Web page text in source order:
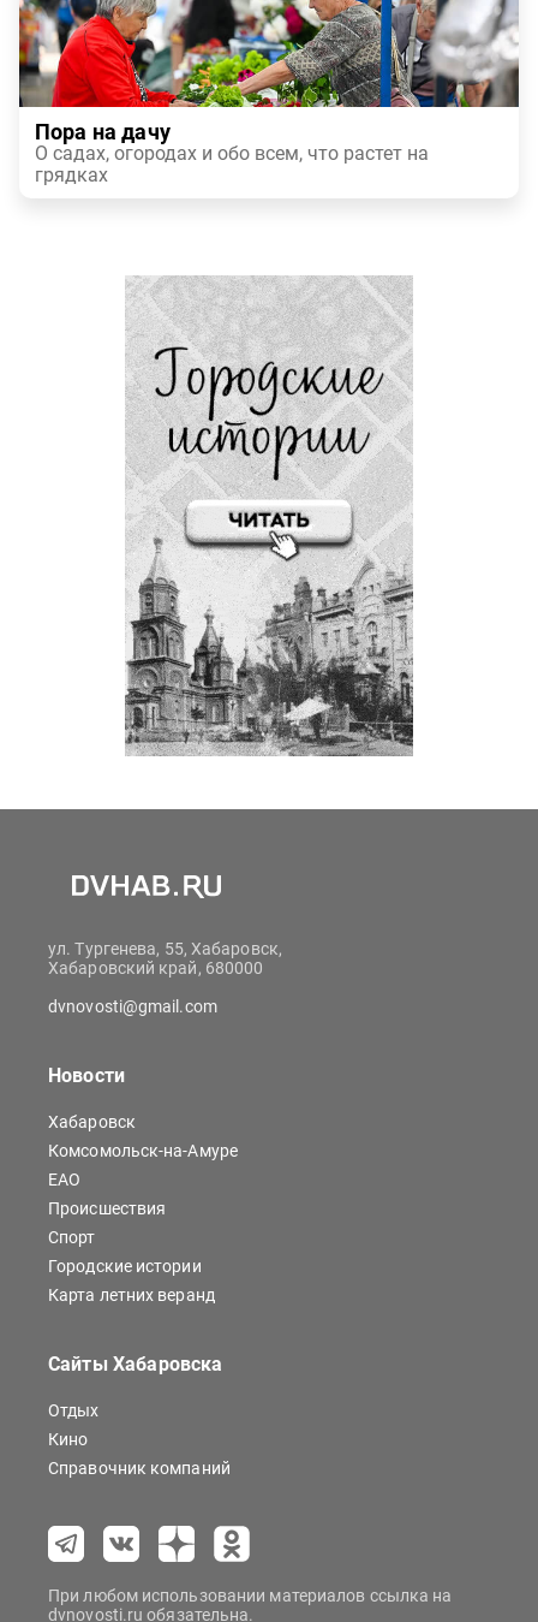
Пора на дачу
О садах, огородах и обо всем, что растет на
грядках
ул. Тургенева, 55, Хабаровск,
Хабаровский край, 680000
dvnovosti@gmail.com
Новости
Хабаровск
Комсомольск-на-Амуре
ЕАО
Происшествия
Спорт
Городские истории
Карта летних веранд
Сайты Хабаровска
Отдых
Кино
Справочник компаний
При любом использовании материалов ссылка на
dvnovosti.ru обязательна.